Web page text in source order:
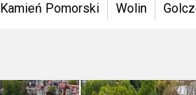
Kamień Pomorski Wolin